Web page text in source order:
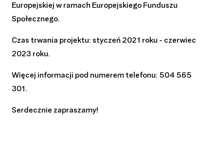
Europejskiej w ramach Europejskiego Funduszu
Społecznego.
Czas trwania projektu: styczeń 2021 roku - czerwiec
2023 roku.
Więcej informacji pod numerem telefonu: 504 565
301.
Serdecznie zapraszamy!